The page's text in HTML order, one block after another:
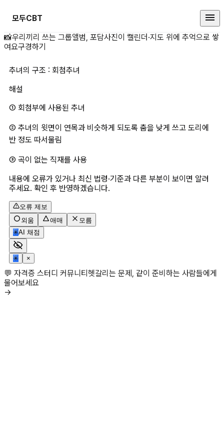
모두CBT
추녀의 구조 : 회첨추녀 상세 페이지
📸우리끼리 쓰는 그룹앨범, 포담사진이 캘린더·지도 위에 추억으로 쌓
여요구경하기
추녀의 구조 : 회첨추녀
해설
① 회첨부에 사용된 추녀
② 추녀의 윗면이 연목과 비슷하게 되도록 춤을 낮게 쓰고 도리에
반 정도 따서물림
③ 곡이 없는 직재를 사용
내용에 오류가 있거나 최신 법령·기준과 다른 부분이 보이면 알려
주세요. 확인 후 반영하겠습니다.
오류 제보
외움
애매
모름
✳AI 채점
✳ ×
💬 자격증 스터디 커뮤니티헷갈리는 문제, 같이 준비하는 사람들에게
물어보세요
→